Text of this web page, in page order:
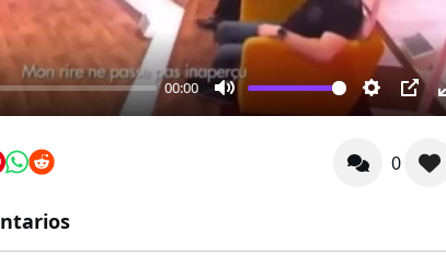
00:00
Mute Settings
PIP
0